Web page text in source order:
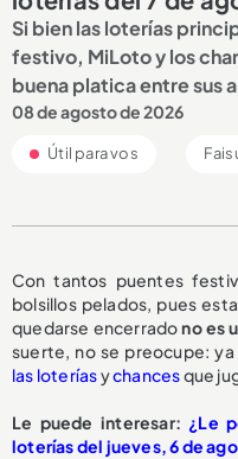
Si bien las loterías
festivo, MiLoto y los
buena platica entre sus
08 de agosto de 2026
Útil para vos
Con tantos puentes
bolsillos pelados, pues
quedarse encerradono es
suerte, no se preocupe:
las loteríasychancesque
Le puede interesar: ¿Le
loterías del jueves, 6 de